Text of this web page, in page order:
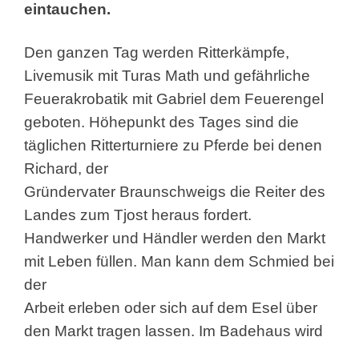
eintauchen.
Den ganzen Tag werden Ritterkämpfe,
Livemusik mit Turas Math und gefährliche
Feuerakrobatik mit Gabriel dem Feuerengel
geboten. Höhepunkt des Tages sind die
täglichen Ritterturniere zu Pferde bei denen
Richard, der
Gründervater Braunschweigs die Reiter des
Landes zum Tjost heraus fordert.
Handwerker und Händler werden den Markt
mit Leben füllen. Man kann dem Schmied bei
der
Arbeit erleben oder sich auf dem Esel über
den Markt tragen lassen. Im Badehaus wird